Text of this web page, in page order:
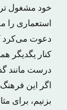
خود مشغول
استعماری
دعوت می‌کرد
کنار یگدیگر
درست مانند
اگر این
بزنیم، برای